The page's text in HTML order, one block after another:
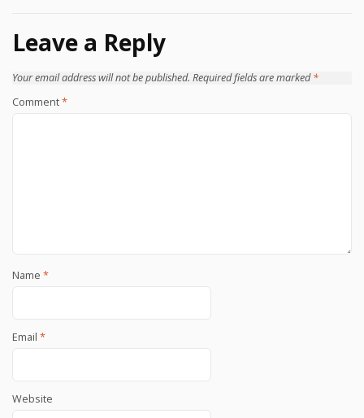
Leave a Reply
Your email address will not be published. Required fields are marked*
Comment*
Name *
Email *
Website